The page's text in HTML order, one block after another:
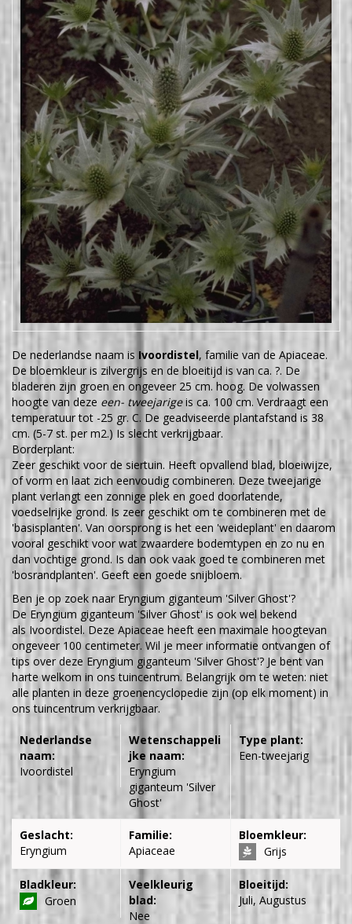
De nederlandse naam is Ivoordistel, familie van de Apiaceae.
De bloemkleur is zilvergrijs en de bloeitijd is van ca. ?. De
bladeren zijn groen en ongeveer 25 cm. hoog. De volwassen
hoogte van deze een- tweejarigeis ca. 100 cm. Verdraagt een
temperatuur tot -25 gr. C. De geadviseerde plantafstand is 38
cm. (5-7 st. per m2.) Is slecht verkrijgbaar.
Borderplant:
Zeer geschikt voor de siertuin. Heeft opvallend blad, bloeiwijze,
of vorm en laat zich eenvoudig combineren. Deze tweejarige
plant verlangt een zonnige plek en goed doorlatende,
voedselrijke grond. Is zeer geschikt om te combineren met de
'basisplanten'. Van oorsprong is het een 'weideplant' en daarom
vooral geschikt voor wat zwaardere bodemtypen en zo nu en
dan vochtige grond. Is dan ook vaak goed te combineren met
'bosrandplanten'. Geeft een goede snijbloem.
Ben je op zoek naar Eryngium giganteum 'Silver Ghost'?
De Eryngium giganteum 'Silver Ghost' is ook wel bekend
als Ivoordistel. Deze Apiaceae heeft een maximale hoogtevan
ongeveer 100 centimeter. Wil je meer informatie ontvangen of
tips over deze Eryngium giganteum 'Silver Ghost'? Je bent van
harte welkom in ons tuincentrum. Belangrijk om te weten: niet
alle planten in deze groenencyclopedie zijn (op elk moment) in
ons tuincentrum verkrijgbaar.
Nederlandse
naam:
Ivoordistel
Wetenschappeli
jke naam:
Eryngium
giganteum 'Silver
Ghost'
Type plant:
Een-tweejarig
Geslacht:
Eryngium
Familie:
Apiaceae
Bloemkleur:
Grijs
Bladkleur:
Groen
Veelkleurig
blad:
Nee
Bloeitijd:
Juli, Augustus